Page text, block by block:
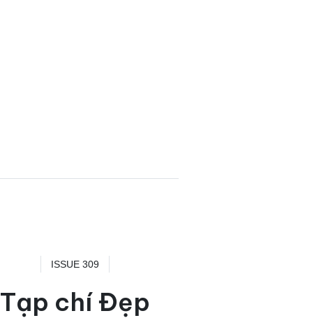
ISSUE 309
Tạp chí Đẹp